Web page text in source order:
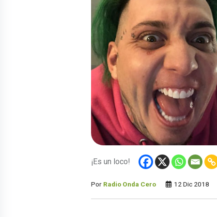
¡Es un loco!
Por Radio Onda Cero 12 Dic 2018